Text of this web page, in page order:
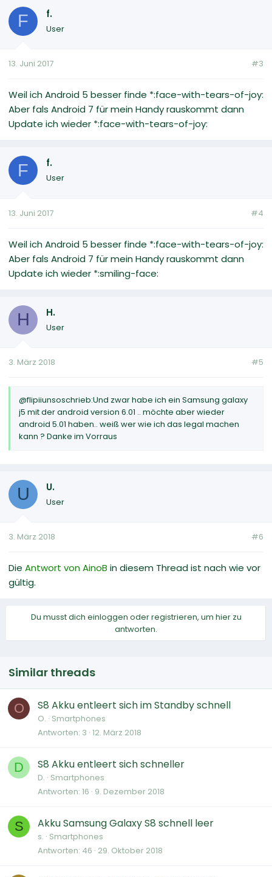
F f.
User
13. Juni 2017 #3
Weil ich Android 5 besser finde *:face-with-tears-of-joy:
Aber fals Android 7 für mein Handy rauskommt dann
Update ich wieder *:face-with-tears-of-joy:
F f.
User
13. Juni 2017 #4
Weil ich Android 5 besser finde *:face-with-tears-of-joy:
Aber fals Android 7 für mein Handy rauskommt dann
Update ich wieder *:smiling-face:
H H.
User
3. März 2018 #5
@flipiiunsoschrieb:Und zwar habe ich ein Samsung galaxy
j5 mit der android version 6.01 .. möchte aber wieder
android 5.01 haben.. weiß wer wie ich das legal machen
kann ? Danke im Vorraus
U U.
User
3. März 2018 #6
Die Antwort von AinoB in diesem Thread ist nach wie vor
gültig.
Du musst dich einloggen oder registrieren, um hier zu
antworten.
Similar threads
O S8 Akku entleert sich im Standby schnell
O. Smartphones
Antworten 3 12. März 2018
D S8 Akku entleert sich schneller
D. Smartphones
Antworten 16 9. Dezember 2018
S Akku Samsung Galaxy S8 schnell leer
s. Smartphones
Antworten 46 29. Oktober 2018